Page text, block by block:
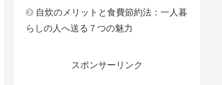
自炊のメリットと食費節約法：一人暮
らしの人へ送る７つの魅力
スポンサーリンク